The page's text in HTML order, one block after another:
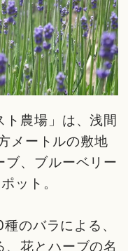
農場」は、浅間
メートルの敷地
、ブルーベリー
ット。
のバラによる、
花とハーブの名